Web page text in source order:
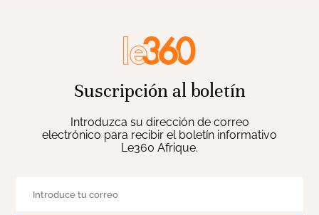
Suscripción al boletín
Introduzca su dirección de correo
electrónico para recibir el boletín informativo
Le360 Afrique.